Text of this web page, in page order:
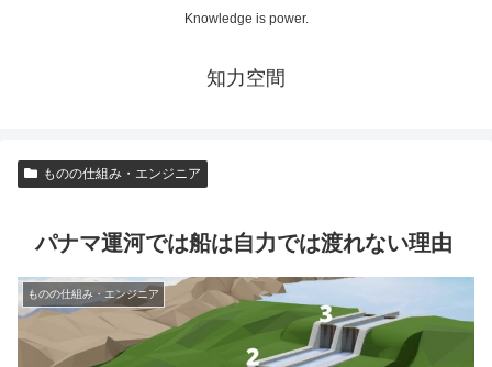
Knowledge is power.
知力空間
ものの仕組み・エンジニア
パナマ運河では船は自力では渡れない理由
ものの仕組み・エンジニア